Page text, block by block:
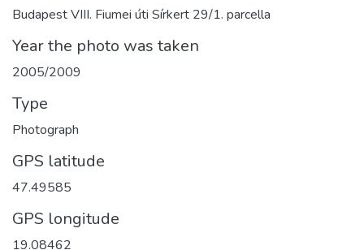
Budapest VIII. Fiumei úti Sírkert 29/1. parcella
Year the photo was taken
2005/2009
Type
Photograph
GPS latitude
47.49585
GPS longitude
19.08462